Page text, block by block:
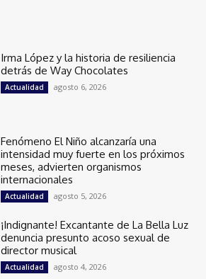
Irma López y la historia de resiliencia
detrás de Way Chocolates
Actualidad agosto 6, 2026
Fenómeno El Niño alcanzaría una
intensidad muy fuerte en los próximos
meses, advierten organismos
internacionales
Actualidad agosto 5, 2026
¡Indignante! Excantante de La Bella Luz
denuncia presunto acoso sexual de
director musical
Actualidad agosto 4, 2026